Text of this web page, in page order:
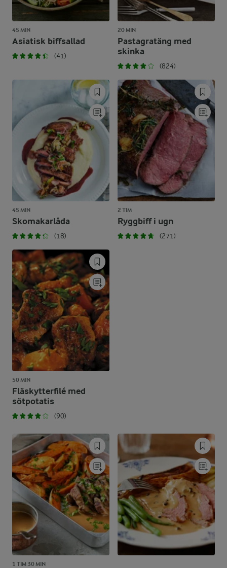
45 MIN
Asiatisk biffsallad
(41)
20 MIN
Pastagratäng med
skinka
(824)
45 MIN
Skomakarlåda
(18)
2 TIM
Ryggbiff i ugn
(271)
50 MIN
Fläskytterfilé med
sötpotatis
(90)
1 TIM 30 MIN